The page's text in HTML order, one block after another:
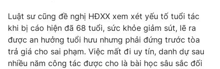
Luật sư cũng đề nghị HĐXX xem xét yếu tố tuổi tác
khi bị cáo hiện đã 68 tuổi, sức khỏe giảm sút, lẽ ra
được an hưởng tuổi hưu nhưng phải đứng trước tòa
trả giá cho sai phạm. Việc mất đi uy tín, danh dự sau
nhiều năm công tác được cho là bài học sâu sắc đối